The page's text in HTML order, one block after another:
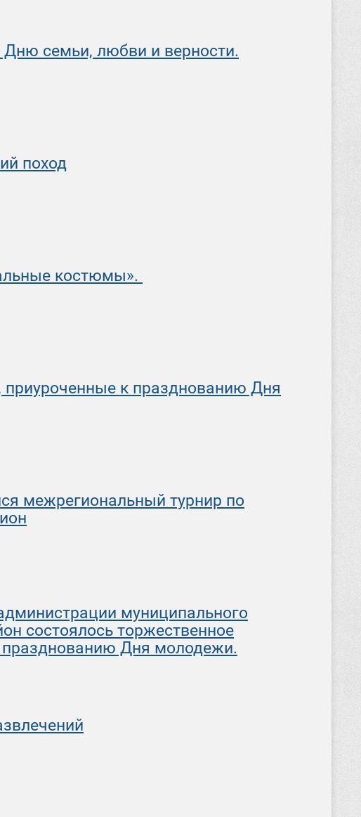
семьи, любви и верности.
поход
костюмы».
к празднованию Дня
межрегиональный турнир по
муниципального
состоялось торжественное
Дня молодежи.